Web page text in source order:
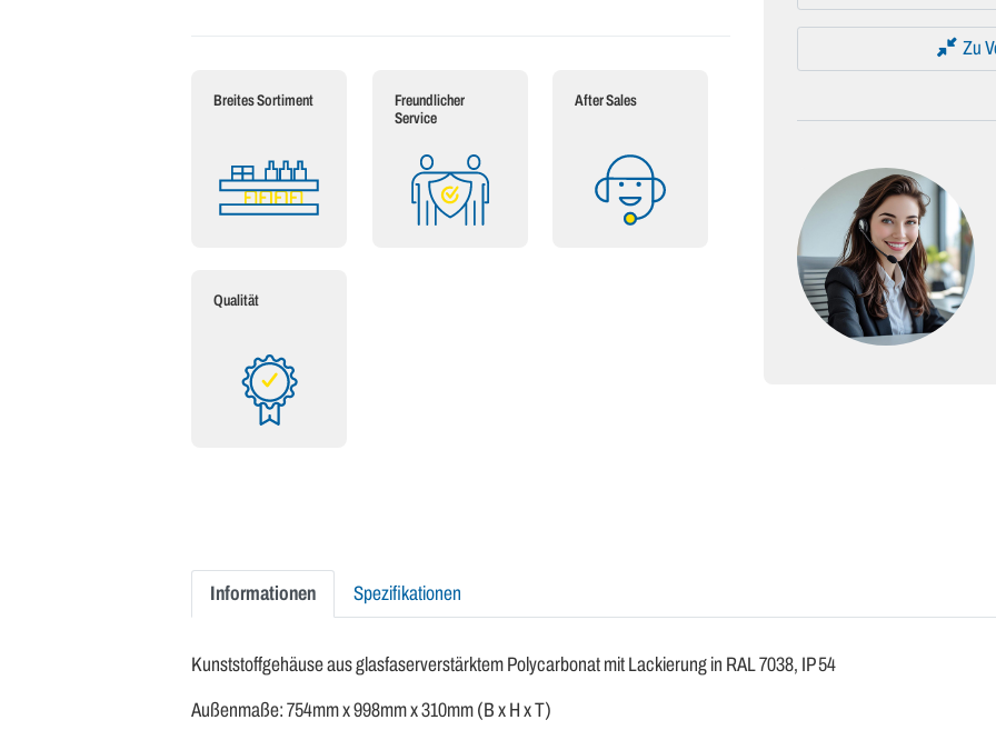
Breites Sortiment
Freundlicher
Service
After Sales
Qualität
Zu
Informationen Spezifikationen
Kunststoffgehäuse aus glasfaserverstärktem Polycarbonat mit Lackierung in RAL 7038, IP 54
Außenmaße: 754mm x 998mm x 310mm (B x H x T)